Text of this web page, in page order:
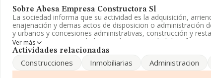
Sobre Abesa Empresa Constructora Sl
La sociedad informa que su actividad es la adquisición,
enajenación y demas actos de disposicion o administración
y urbanos y concesiones administrativas, construcción y
empresa es una Sociedad Limitada. La actividad de referencia
'Alquiler de bienes inmobiliarios por cuenta propia', cuyo
La empresa españolaAbesa Empresa Constructora S.L,
Ver más
Actividades relacionadas
Construcciones Inmobiliarias Administracion